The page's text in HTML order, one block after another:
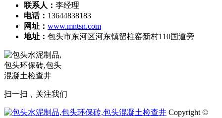
联系人： 李经理
电话： 13644838183
网址： www.mntsn.com
地址： 包头市东河区河东镇留柱窑新村110国道旁
扫一扫，关注我们
Copyright ©